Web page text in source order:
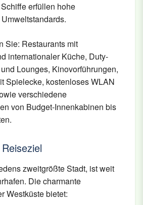
erfüllen hohe
Sie: Restaurants mit
internationaler Küche, Duty-
Lounges, Kinovorführungen,
Spielecke, kostenloses WLAN
verschiedene
von Budget-Innenkabinen bis
zweitgrößte Stadt, ist weit
Die charmante
Westküste bietet: